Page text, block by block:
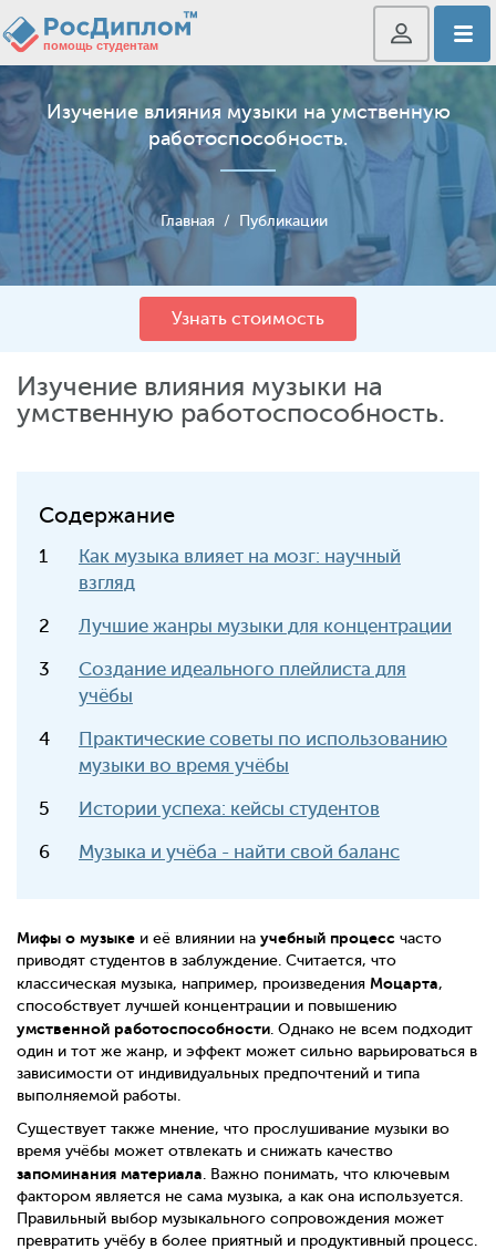
Изучение влияния музыки на умственную
работоспособность.
Главная / Публикации
Узнать стоимость
Изучение влияния музыки на
умственную работоспособность.
Содержание
Как музыка влияет на мозг: научный
взгляд
Лучшие жанры музыки для концентрации
Создание идеального плейлиста для
учёбы
Практические советы по использованию
музыки во время учёбы
Истории успеха: кейсы студентов
Музыка и учёба - найти свой баланс
Мифы о музыке и её влиянии на учебный процесс часто
приводят студентов в заблуждение. Считается, что
классическая музыка, например, произведения Моцарта,
способствует лучшей концентрации и повышению
умственной работоспособности. Однако не всем подходит
один и тот же жанр, и эффект может сильно варьироваться в
зависимости от индивидуальных предпочтений и типа
выполняемой работы.
Существует также мнение, что прослушивание музыки во
время учёбы может отвлекать и снижать качество
запоминания материала. Важно понимать, что ключевым
фактором является не сама музыка, а как она используется.
Правильный выбор музыкального сопровождения может
превратить учёбу в более приятный и продуктивный процесс.